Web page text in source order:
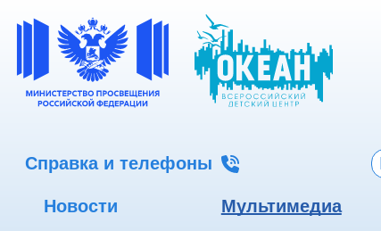
Справка и телефоны
Новости Мультимедиа